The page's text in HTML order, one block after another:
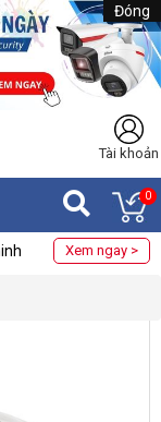
Đóng
Tài khoản
0
Xem ngay >